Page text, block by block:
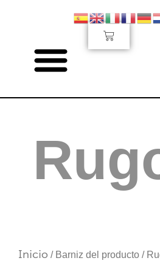
Carrito
Inicio / Barniz del producto /